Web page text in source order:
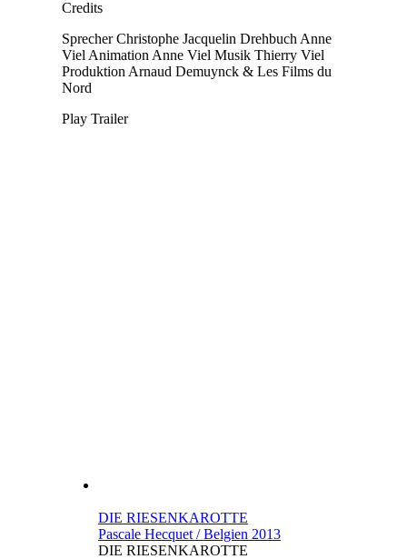
Credits
Sprecher Christophe Jacquelin Drehbuch Anne
Viel Animation Anne Viel Musik Thierry Viel
Produktion Arnaud Demuynck & Les Films du
Nord
Play Trailer
DIE RIESENKAROTTE
Pascale Hecquet / Belgien 2013
DIE RIESENKAROTTE